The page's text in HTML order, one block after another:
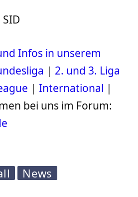
Infos in unserem
| 2. und 3. Liga
| International |
bei uns im Forum:
News